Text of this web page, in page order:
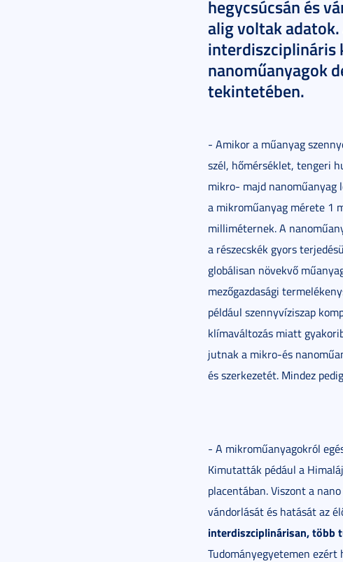
hegycsúcsán és
alig voltak
interdiszciplináris
nanoműanyagok
tekintetében.
- Amikor a műanyag
szél, hőmérséklet, tengeri
mikro- majd nanoműanyag
a mikroműanyag mérete 1
milliméternek. A
a részecskék gyors
globálisan növekvő
mezőgazdasági
például szennyvíziszap
klímaváltozás miatt
jutnak a mikro-és
és szerkezetét. Mindez
- A mikroműanyagokról
Kimutatták pédául a
placentában. Viszont a
vándorlását és hatását az
interdiszciplinárisan, több
Tudományegyetemen